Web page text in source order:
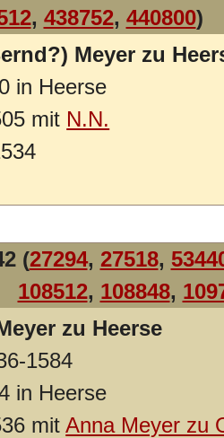
, 438752, 440800)
Meyer zu
in Heerse
mit N.N.
(27294, 27518,
108512, 108848,
zu Heerse
1584
in Heerse
mitAnna Meyer zu